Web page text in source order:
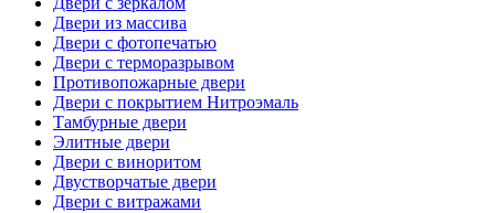
Двери из массива
Двери с фотопечатью
Двери с терморазрывом
Противопожарные двери
Двери с покрытием Нитроэмаль
Тамбурные двери
Элитные двери
Двери с виноритом
Двустворчатые двери
Двери с витражами